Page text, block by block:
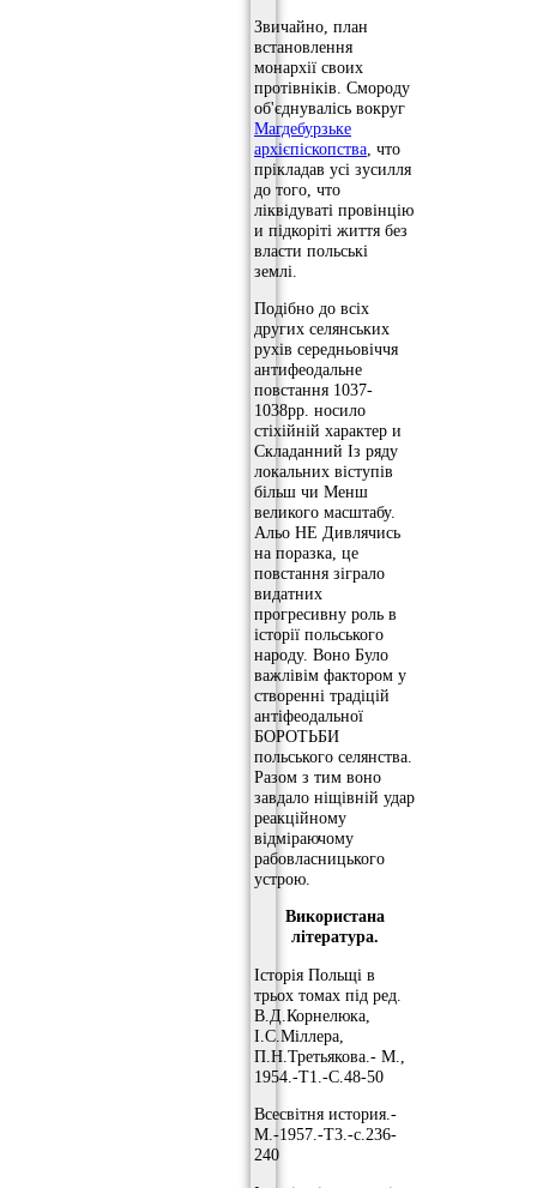
Звичайно, план
встановлення
монархії своих
протівніків. Смороду
об'єднувалісь вокруг
Магдебурзьке
архієпіскопства , что
прікладав усі зусилля
до того, что
ліквідуваті провінцію
и підкоріті життя без
власти польські
землі.
Подібно до всіх
других селянських
рухів середньовіччя
антифеодальне
повстання 1037-
1038рр. носило
стіхійній характер и
Складанний Із ряду
локальних віступів
більш чи Менш
великого масштабу.
Альо НЕ Дивлячись
на поразка, це
повстання зіграло
видатних
прогресивну роль в
історії польського
народу. Воно Було
важлівім фактором у
створенні традіцій
антіфеодальної
БОРОТЬБИ
польського селянства.
Разом з тим воно
завдало ніщівній удар
реакційному
відміраючому
рабовласницького
устрою.
Використана
література.
Історія Польщі в
трьох томах під ред.
В.Д.Корнелюка,
І.С.Міллера,
П.Н.Третьякова.- М.,
1954.-Т1.-С.48-50
Всесвітня история.-
М.-1957.-Т3.-с.236-
240